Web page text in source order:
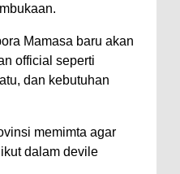
Mamasa baru akan
official seperti
dan kebutuhan
memimta agar
dalam devile